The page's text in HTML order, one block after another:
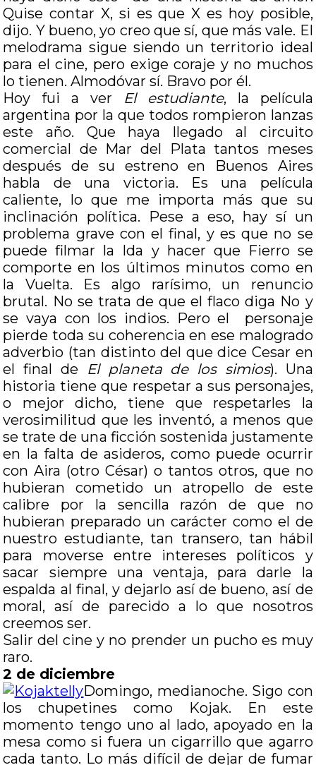
Quise contar X, si es que X es hoy posible,
dijo. Y bueno, yo creo que sí, que más vale. El
melodrama sigue siendo un territorio ideal
para el cine, pero exige coraje y no muchos
lo tienen. Almodóvar sí. Bravo por él.
Hoy fui a ver El estudiante, la película
argentina por la que todos rompieron lanzas
este año. Que haya llegado al circuito
comercial de Mar del Plata tantos meses
después de su estreno en Buenos Aires
habla de una victoria. Es una película
caliente, lo que me importa más que su
inclinación política. Pese a eso, hay sí un
problema grave con el final, y es que no se
puede filmar la Ida y hacer que Fierro se
comporte en los últimos minutos como en
la Vuelta. Es algo rarísimo, un renuncio
brutal. No se trata de que el flaco diga No y
se vaya con los indios. Pero el personaje
pierde toda su coherencia en ese malogrado
adverbio (tan distinto del que dice Cesar en
el final de El planeta de los simios). Una
historia tiene que respetar a sus personajes,
o mejor dicho, tiene que respetarles la
verosimilitud que les inventó, a menos que
se trate de una ficción sostenida justamente
en la falta de asideros, como puede ocurrir
con Aira (otro César) o tantos otros, que no
hubieran cometido un atropello de este
calibre por la sencilla razón de que no
hubieran preparado un carácter como el de
nuestro estudiante, tan transero, tan hábil
para moverse entre intereses políticos y
sacar siempre una ventaja, para darle la
espalda al final, y dejarlo así de bueno, así de
moral, así de parecido a lo que nosotros
creemos ser.
Salir del cine y no prender un pucho es muy
raro.
2 de diciembre
Domingo, medianoche. Sigo con
los chupetines como Kojak. En este
momento tengo uno al lado, apoyado en la
mesa como si fuera un cigarrillo que agarro
cada tanto. Lo más difícil de dejar de fumar